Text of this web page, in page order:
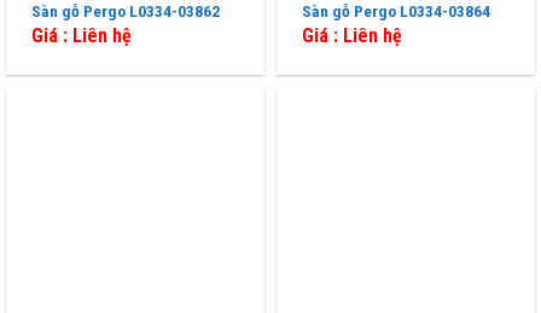
Sàn gỗ Pergo L0334-03862
Giá : Liên hệ
Sàn gỗ Pergo L0334-03864
Giá : Liên hệ